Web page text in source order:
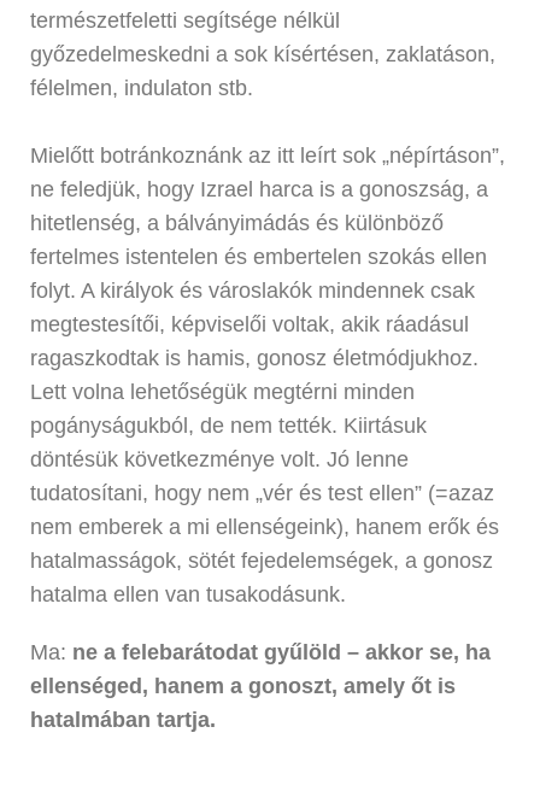
természetfeletti segítsége nélkül
győzedelmeskedni a sok kísértésen, zaklatáson,
félelmen, indulaton stb.
Mielőtt botránkoznánk az itt leírt sok „népírtáson”,
ne feledjük, hogy Izrael harca is a gonoszság, a
hitetlenség, a bálványimádás és különböző
fertelmes istentelen és embertelen szokás ellen
folyt. A királyok és városlakók mindennek csak
megtestesítői, képviselői voltak, akik ráadásul
ragaszkodtak is hamis, gonosz életmódjukhoz.
Lett volna lehetőségük megtérni minden
pogányságukból, de nem tették. Kiirtásuk
döntésük következménye volt. Jó lenne
tudatosítani, hogy nem „vér és test ellen” (=azaz
nem emberek a mi ellenségeink), hanem erők és
hatalmasságok, sötét fejedelemségek, a gonosz
hatalma ellen van tusakodásunk.
Ma: ne a felebarátodat gyűlöld – akkor se, ha
ellenséged, hanem a gonoszt, amely őt is
hatalmában tartja.